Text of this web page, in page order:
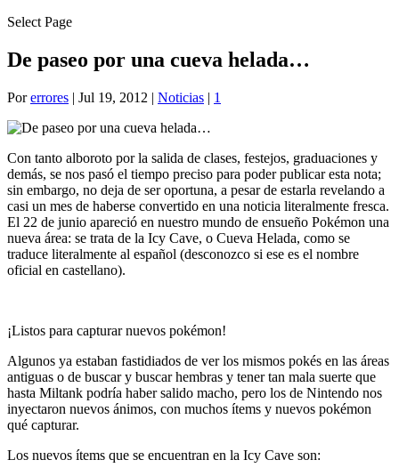
Select Page
De paseo por una cueva helada…
Porerrores | Jul 19, 2012 | Noticias | 1
Con tanto alboroto por la salida de clases, festejos, graduaciones y
demás, se nos pasó el tiempo preciso para poder publicar esta nota;
sin embargo, no deja de ser oportuna, a pesar de estarla revelando a
casi un mes de haberse convertido en una noticia literalmente fresca.
El 22 de junio apareció en nuestro mundo de ensueño Pokémon una
nueva área: se trata de la Icy Cave, o Cueva Helada, como se
traduce literalmente al español (desconozco si ese es el nombre
oficial en castellano).
¡Listos para capturar nuevos pokémon!
Algunos ya estaban fastidiados de ver los mismos pokés en las áreas
antiguas o de buscar y buscar hembras y tener tan mala suerte que
hasta Miltank podría haber salido macho, pero los de Nintendo nos
inyectaron nuevos ánimos, con muchos ítems y nuevos pokémon
qué capturar.
Los nuevos ítems que se encuentran en la Icy Cave son: